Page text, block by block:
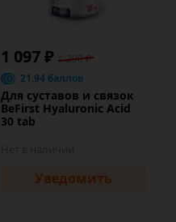
1 097 ₽ 1 290 ₽
21.94 баллов
Для суставов и связок
BeFirst Hyaluronic Acid
30 tab
Уведомить